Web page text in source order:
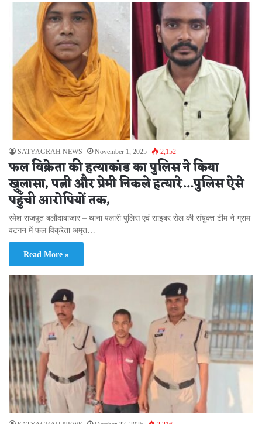
SATYAGRAH NEWS November 1, 2025 2,152
फल विक्रेता की हत्याकांड का पुलिस ने किया
खुलासा, पत्नी और प्रेमी निकले हत्यारे…पुलिस ऐसे
पहुँची आरोपियों तक,
रमेश राजपूत बलौदाबाजार – थाना पलारी पुलिस एवं साइबर सेल की संयुक्त टीम ने ग्राम
वटगन में फल विक्रेता अमृत…
Read More »